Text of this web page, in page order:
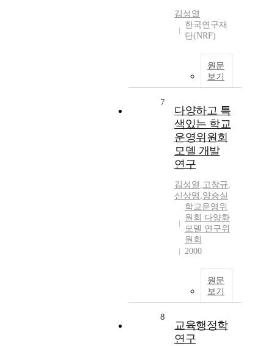
김성열
한국연구재
단(NRF)
원문
보기
7
다양하고 특
색있는 학교
운영위원회
모델 개발
연구
김성열 ,고창규,
신상명 ,양승실
학교운영위
원회 다양화
모델 연구위
원회
2000
원문
보기
8
교육행정학
연구